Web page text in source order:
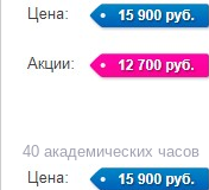
40 академических часов